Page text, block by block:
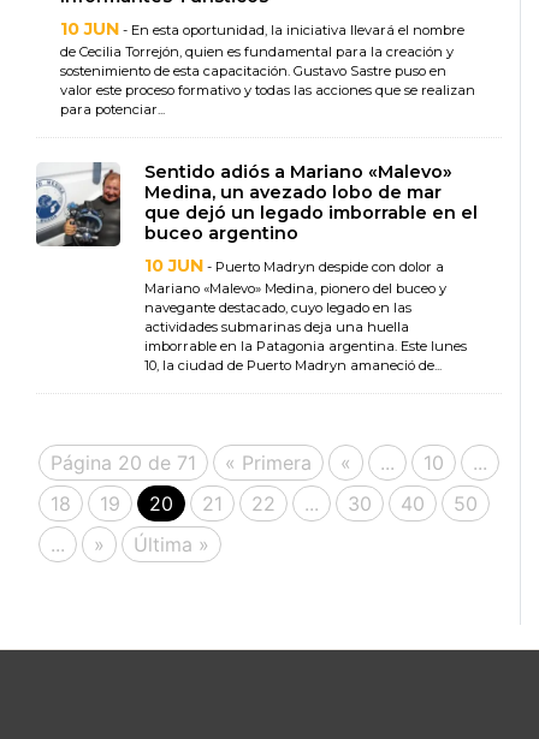
10 JUN - En esta oportunidad, la iniciativa llevará el nombre
de Cecilia Torrejón, quien es fundamental para la creación y
sostenimiento de esta capacitación. Gustavo Sastre puso en
valor este proceso formativo y todas las acciones que se realizan
para potenciar...
Sentido adiós a Mariano «Malevo»
Medina, un avezado lobo de mar
que dejó un legado imborrable en el
buceo argentino
10 JUN - Puerto Madryn despide con dolor a
Mariano «Malevo» Medina, pionero del buceo y
navegante destacado, cuyo legado en las
actividades submarinas deja una huella
imborrable en la Patagonia argentina. Este lunes
10, la ciudad de Puerto Madryn amaneció de...
Página 20 de 71 « Primera « ... 10
...
18
19 20 21 22 ... 30 40
50
...
» Última »